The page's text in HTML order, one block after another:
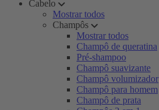
Cabelo
Mostrar todos
Champôs
Mostrar todos
Champô de queratina
Pré-shampoo
Champô suavizante
Champô volumizador
Champô para homem
Champô de prata